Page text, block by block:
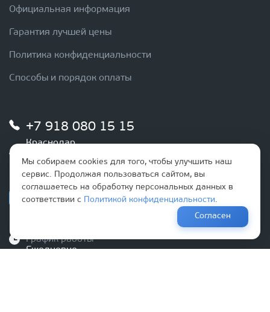
Официальная информация
Гарантия лучшей цены
Политика конфиденциальности
Способы и порядок оплаты
+7 918 080 15 15
Краснодар
+7 989 288 77 00
Новороссийск/Анапа
График работы
Ежедневно
Мы собираем cookies для того, чтобы улучшить наш
сервис. Продолжая пользоваться сайтом, вы
соглашаетесь на обработку персональных данных в
соответствии с
Политикой конфиденциальности.
Согласен